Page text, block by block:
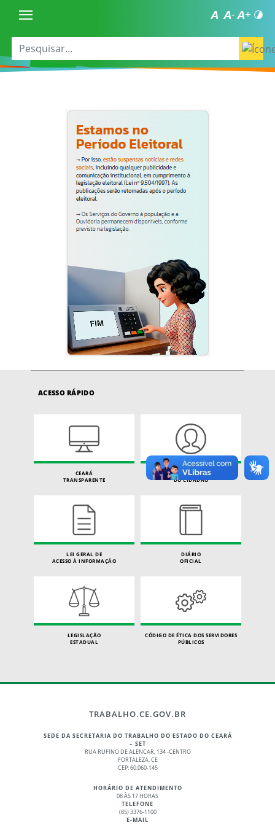
ACESSO RÁPIDO
CEARÁ
TRANSPARENTE
CARTA DE SERVIÇOS
DO CIDADÃO
LEI GERAL DE
ACESSO À INFORMAÇÃO
DIÁRIO
OFICIAL
LEGISLAÇÃO
ESTADUAL
CÓDIGO DE ÉTICA DOS SERVIDORES
PÚBLICOS
TRABALHO.CE.GOV.BR
SEDE DA SECRETARIA DO TRABALHO DO ESTADO DO CEARÁ
– SET
RUA RUFINO DE ALENCAR, 134 -CENTRO
FORTALEZA, CE
CEP: 60.060-145
HORÁRIO DE ATENDIMENTO
08 ÀS 17 HORAS
TELEFONE
(85) 3376-1100
E-MAIL